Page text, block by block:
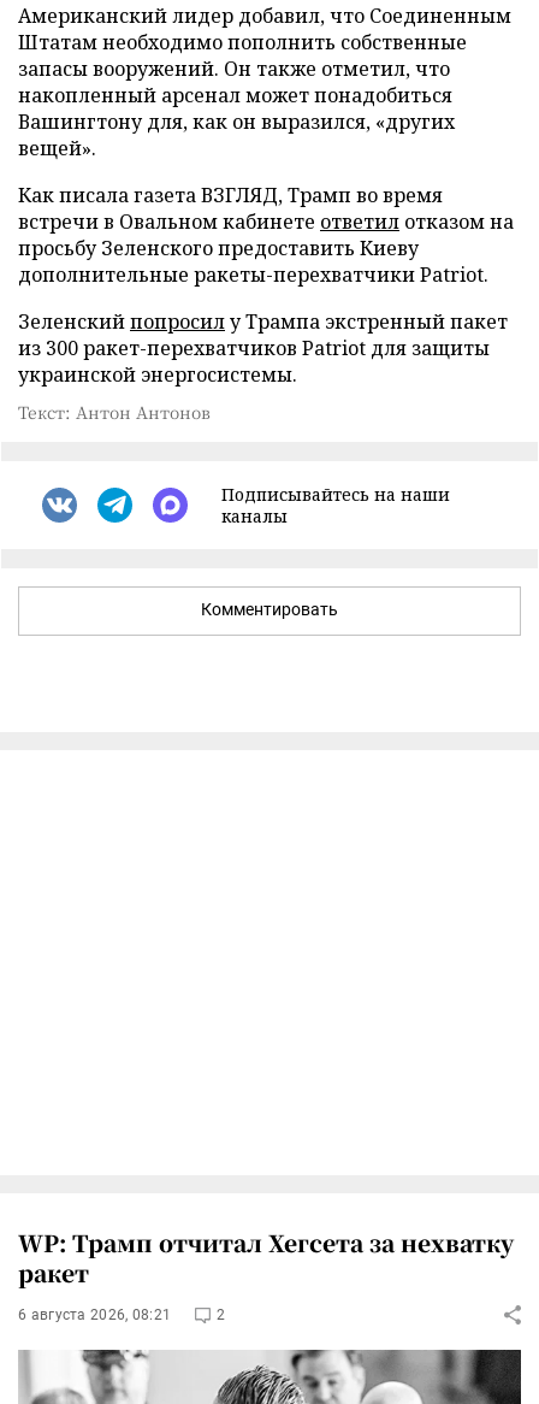
Американский лидер добавил, что Соединенным
Штатам необходимо пополнить собственные
запасы вооружений. Он также отметил, что
накопленный арсенал может понадобиться
Вашингтону для, как он выразился, «других
вещей».
Как писала газета ВЗГЛЯД, Трамп во время
встречи в Овальном кабинете ответил отказом на
просьбу Зеленского предоставить Киеву
дополнительные ракеты-перехватчики Patriot.
Зеленскийпопросилу Трампа экстренный пакет
из 300 ракет-перехватчиков Patriot для защиты
украинской энергосистемы.
Текст: Антон Антонов
Подписывайтесь на наши
каналы
Комментировать
WP: Трамп отчитал Хегсета за нехватку
ракет
6 августа 2026, 08:21 2